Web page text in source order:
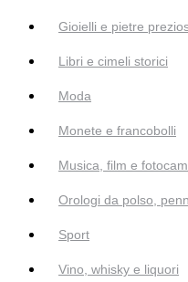
Gioielli e pietre
Libri e cimeli storici
Moda
Monete e francobolli
Musica, film e
Orologi da polso,
Sport
Vino, whisky e liquori